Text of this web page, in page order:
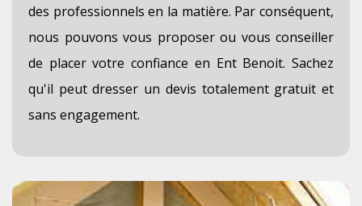
des professionnels en la matière. Par conséquent,
nous pouvons vous proposer ou vous conseiller
de placer votre confiance en Ent Benoit. Sachez
qu'il peut dresser un devis totalement gratuit et
sans engagement.